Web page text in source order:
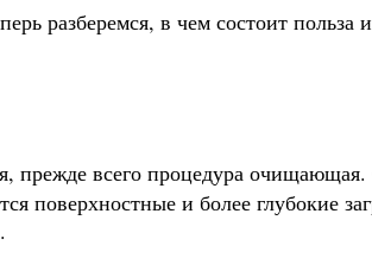
разберемся, в чем состоит польза и
прежде всего процедура очищающая.
поверхностные и более глубокие